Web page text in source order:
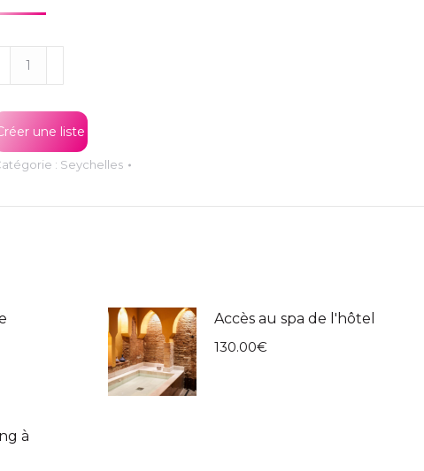
quantité
Victoria
une liste
: Seychelles
Accès au spa de l'hôtel
130.00€
à